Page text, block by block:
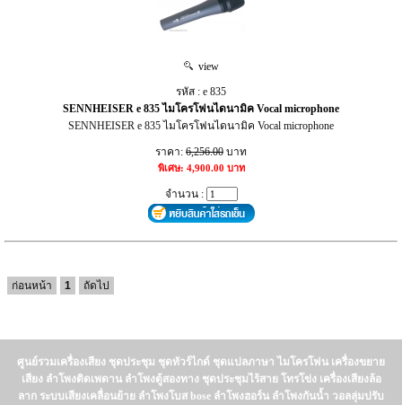
view
รหัส : e 835
SENNHEISER e 835 ไมโครโฟนไดนามิค Vocal microphone
SENNHEISER e 835 ไมโครโฟนไดนามิค Vocal microphone
ราคา: 6,256.00 บาท
พิเศษ: 4,900.00 บาท
จำนวน :
ก่อนหน้า 1 ถัดไป
ศูนย์รวมเครื่องเสียง ชุดประชุม ชุดทัวร์ไกด์ ชุดแปลภาษา ไมโครโฟน เครื่องขยาย
เสียง ลำโพงติดเพดาน ลำโพงตู้สองทาง ชุดประชุมไร้สาย โทรโข่ง เครื่องเสียงล้อ
ลาก ระบบเสียงเคลื่อนย้าย ลำโพงโบส bose ลำโพงฮอร์น ลำโพงกันน้ำ วอลลุ่มปรับ